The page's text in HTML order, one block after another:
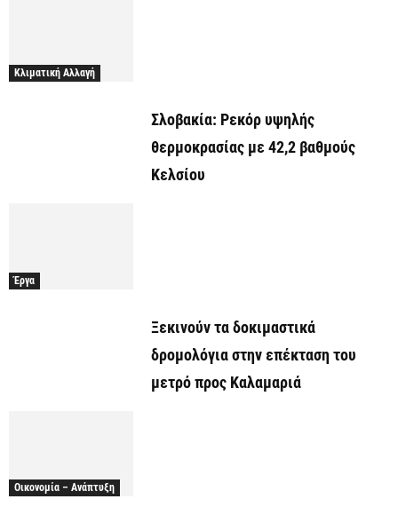
Κλιματική Αλλαγή
Σλοβακία: Ρεκόρ υψηλής
θερμοκρασίας με 42,2 βαθμούς
Κελσίου
Έργα
Ξεκινούν τα δοκιμαστικά
δρομολόγια στην επέκταση του
μετρό προς Καλαμαριά
Οικονομία – Ανάπτυξη